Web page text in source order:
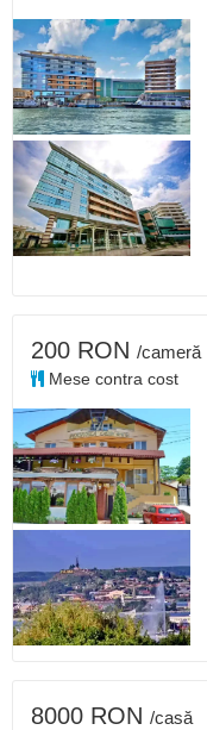
200 RON /cameră
Mese contra cost
8000 RON /casă